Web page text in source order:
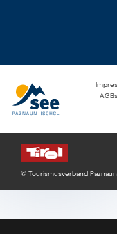
AGBs
© Tourismusverband